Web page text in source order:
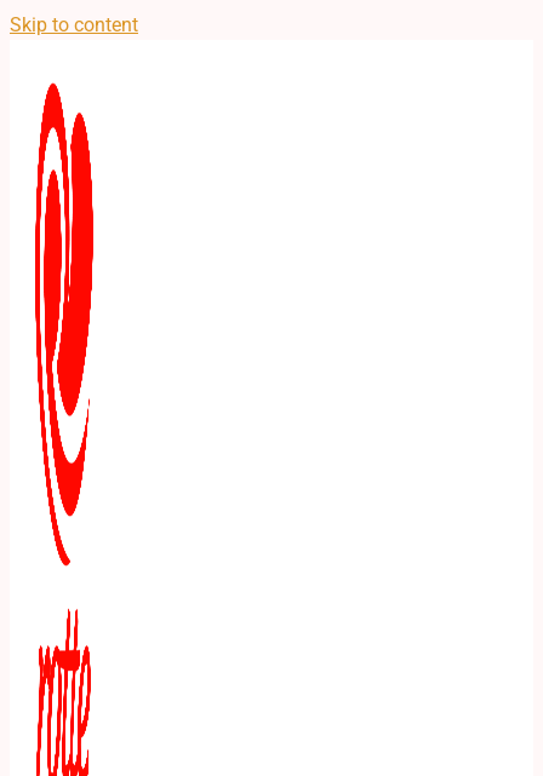
Skip to content